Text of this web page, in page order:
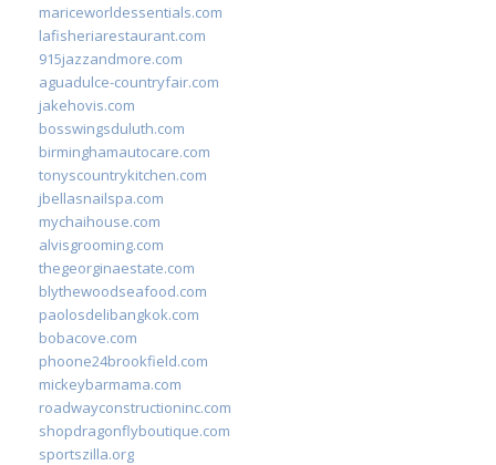
mariceworldessentials.com
lafisheriarestaurant.com
915jazzandmore.com
aguadulce-countryfair.com
jakehovis.com
bosswingsduluth.com
birminghamautocare.com
tonyscountrykitchen.com
jbellasnailspa.com
mychaihouse.com
alvisgrooming.com
thegeorginaestate.com
blythewoodseafood.com
paolosdelibangkok.com
bobacove.com
phoone24brookfield.com
mickeybarmama.com
roadwayconstructioninc.com
shopdragonflyboutique.com
sportszilla.org